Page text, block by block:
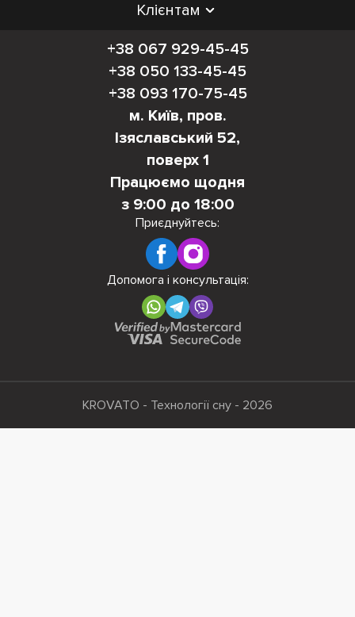
Клієнтам
+38 067 929-45-45
+38 050 133-45-45
+38 093 170-75-45
м. Київ, пров.
Ізяславський 52,
поверх 1
Працюємо щодня
з 9:00 до 18:00
Приєднуйтесь:
Допомога і консультація:
KROVATO - Технології сну - 2026